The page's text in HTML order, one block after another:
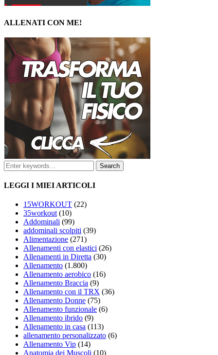
ALLENATI CON ME!
LEGGI I MIEI ARTICOLI
15WORKOUT (22)
35workout(10)
Addominali (99)
addominali scolpiti (39)
Alimentazione (271)
Allenamenti con elastici (26)
Allenamenti in Diretta (30)
Allenamento (1.800)
Allenamento aerobico (16)
Allenamento Braccia (9)
Allenamento con il TRX (36)
Allenamento Donne (75)
Allenamento funzionale (6)
Allenamento ibrido (9)
Allenamento in casa (113)
allenamento personalizzato (6)
Allenamento Vip (14)
Anatomia dei Muscoli (10)